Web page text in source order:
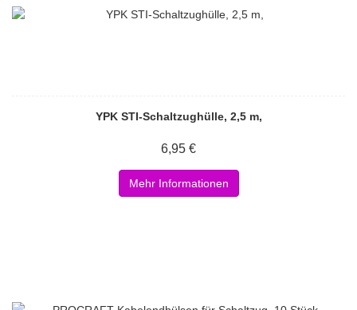
YPK STI-Schaltzughülle, 2,5 m,
6,95 €
Mehr Informationen